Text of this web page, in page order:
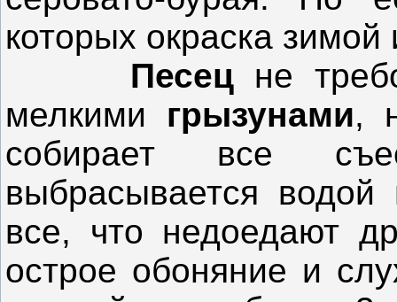
которых окраска
Песец не
мелкими грызунами,
собирает все
выбрасывается
все, что недоедают
острое обоняние и